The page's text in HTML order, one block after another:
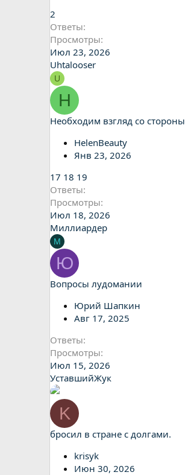
2
Ответы
Просмотры
Июл 23, 2026
Uhtalooser
U
H
Необходим взгляд со
HelenBeauty
Янв 23, 2026
17 18 19
Ответы
Просмотры
Июл 18, 2026
Миллиардер
М
Ю
Вопросы лудомании
Юрий Шапкин
Авг 17, 2025
Ответы
Просмотры
Июл 15, 2026
УставшийЖук
K
бросил в стране с долгами.
krisyk
Июн 30, 2026